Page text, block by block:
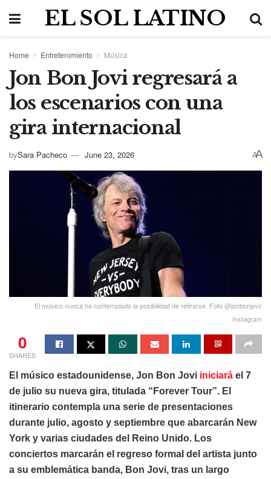
EL SOL LATINO
Home Entretenimiento Música
Jon Bon Jovi regresará a
los escenarios con una
gira internacional
bySara Pacheco June 23, 2026 AA
El músico nunca ha contemplado la posibilidad de retirarse. Foto @jonbonjovi/
Instagram
0
SHARES
El músico estadounidense, Jon Bon Jovi iniciará el 7
de julio su nueva gira, titulada “Forever Tour”. El
itinerario contempla una serie de presentaciones
durante julio, agosto y septiembre que abarcarán New
York y varias ciudades del Reino Unido. Los
conciertos marcarán el regreso formal del artista junto
a su emblemática banda, Bon Jovi, tras un largo